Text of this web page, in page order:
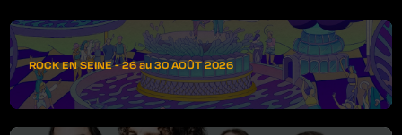
ROCK EN SEINE - 26 au 30 AOÛT 2026